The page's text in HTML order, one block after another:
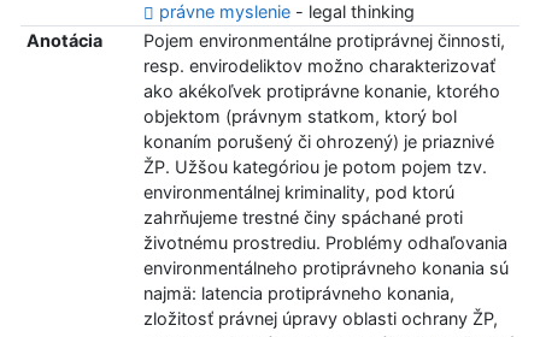
právne myslenie- legal thinking
Anotácia
Pojem environmentálne protiprávnej činnosti,
resp. envirodeliktov možno charakterizovať
ako akékoľvek protiprávne konanie, ktorého
objektom (právnym statkom, ktorý bol
konaním porušený či ohrozený) je priaznivé
ŽP. Užšou kategóriou je potom pojem tzv.
environmentálnej kriminality, pod ktorú
zahrňujeme trestné činy spáchané proti
životnému prostrediu. Problémy odhaľovania
environmentálneho protiprávneho konania sú
najmä: latencia protiprávneho konania,
zložitosť právnej úpravy oblasti ochrany ŽP,